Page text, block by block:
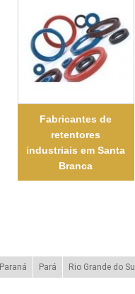
Fabricantes de
retentores
industriais em Santa
Branca
Paraná Pará Rio Grande do Sul